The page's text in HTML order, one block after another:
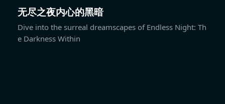
无尽之夜内心的黑暗
Dive into the surreal dreamscapes of Endless Night: Th
e Darkness Within